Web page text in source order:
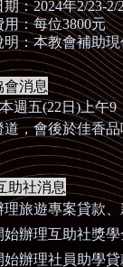
期：2024年2/23-2/
用：每位3800元
明：本教會補助
會消息
週五(22日)上午9
道，會後於佳香
助社消息
理旅遊專案貸款、
始辦理互助社獎
始辦理社員助學